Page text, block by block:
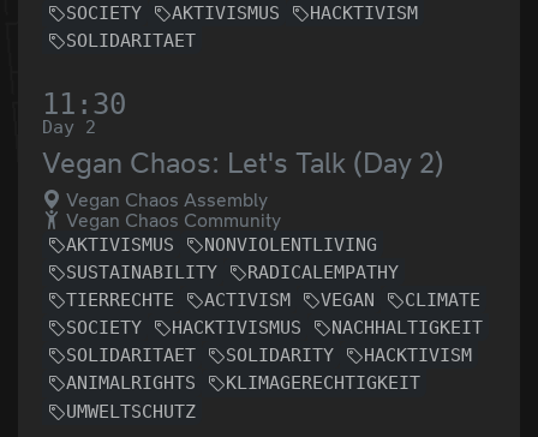
SOCIETY
AKTIVISMUS
HACKTIVISM
SOLIDARITAET
11:30
Day 2
Vegan Chaos: Let's Talk (Day 2)
Vegan Chaos Assembly
Vegan Chaos Community
AKTIVISMUS
NONVIOLENTLIVING
SUSTAINABILITY
RADICALEMPATHY
TIERRECHTE
ACTIVISM VEGAN
CLIMATE
SOCIETY
HACKTIVISMUS
NACHHALTIGKEIT
SOLIDARITAET
SOLIDARITY
HACKTIVISM
ANIMALRIGHTS
KLIMAGERECHTIGKEIT
UMWELTSCHUTZ